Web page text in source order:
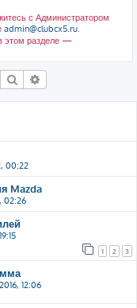
с Администратором
admin@clubcx5.ru.
этом разделе —
Поиск
00:22
Mazda
02:26
1 2 3
12:06